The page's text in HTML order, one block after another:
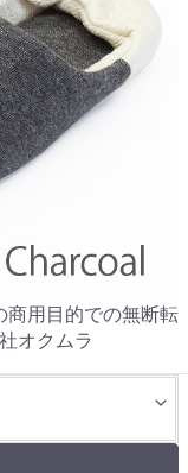
用目的での無断転
オクムラ